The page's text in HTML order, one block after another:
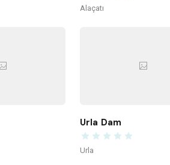
Alaçatı
Urla Dam
Urla